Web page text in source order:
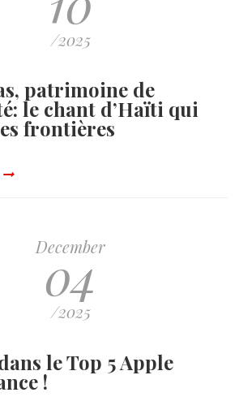
/2025
patrimoine de
le chant d’Haïti qui
frontières
December
04
/2025
le Top 5 Apple
!